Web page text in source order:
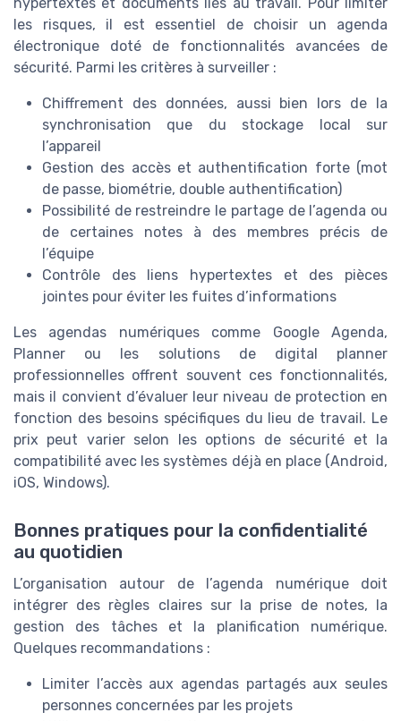
les risques, il est essentiel de choisir un agenda
électronique doté de fonctionnalités avancées de
sécurité. Parmi les critères à surveiller :
Chiffrement des données, aussi bien lors de la
synchronisation que du stockage local sur
l’appareil
Gestion des accès et authentification forte (mot
de passe, biométrie, double authentification)
Possibilité de restreindre le partage de l’agenda ou
de certaines notes à des membres précis de
l’équipe
Contrôle des liens hypertextes et des pièces
jointes pour éviter les fuites d’informations
Les agendas numériques comme Google Agenda,
Planner ou les solutions de digital planner
professionnelles offrent souvent ces fonctionnalités,
mais il convient d’évaluer leur niveau de protection en
fonction des besoins spécifiques du lieu de travail. Le
prix peut varier selon les options de sécurité et la
compatibilité avec les systèmes déjà en place (Android,
iOS, Windows).
Bonnes pratiques pour la confidentialité
au quotidien
L’organisation autour de l’agenda numérique doit
intégrer des règles claires sur la prise de notes, la
gestion des tâches et la planification numérique.
Quelques recommandations :
Limiter l’accès aux agendas partagés aux seules
personnes concernées par les projets